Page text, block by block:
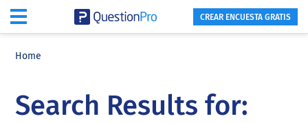
CREAR ENCUESTA GRATIS
Home
Search Results for: